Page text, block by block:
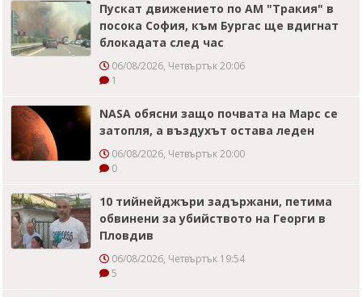
Пускат движението по АМ "Тракия" в
посока София, към Бургас ще вдигнат
блокадата след час
06/08/2026, Четвъртък 20:06
1
NASA обясни защо почвата на Марс се
затопля, а въздухът остава леден
06/08/2026, Четвъртък 20:00
0
10 тийнейджъри задържани, петима
обвинени за убийството на Георги в
Пловдив
06/08/2026, Четвъртък 19:54
5